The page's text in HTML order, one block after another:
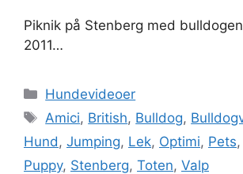
Piknik på Stenberg med
2011…
Kategorier
Hundevideoer
Stikkord
Amici, British, Bulldog,
Hund , Jumping, Lek, Optimi, Pets,
Puppy, Stenberg, Toten, Valp